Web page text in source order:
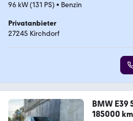
96 kW (131 PS) • Benzin
Privatanbieter
27245 Kirchdorf
BMW E39
185000 km